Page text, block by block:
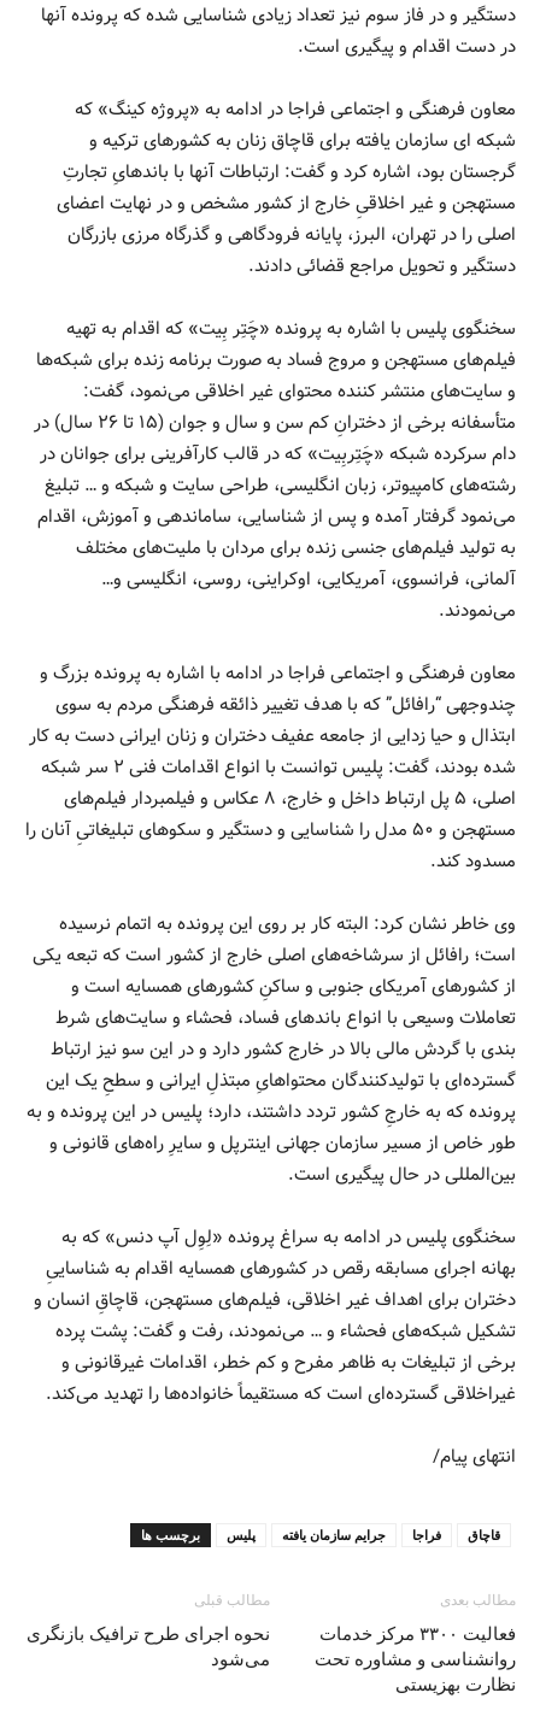
دستگیر و در فاز سوم نیز تعداد زیادی شناسایی شده که پرونده آنها
در دست اقدام و پیگیری است.
معاون فرهنگی و اجتماعی فراجا در ادامه به «پروژه کینگ» که
شبکه ای سازمان یافته برای قاچاق زنان به کشورهای ترکیه و
گرجستان بود، اشاره کرد و گفت: ارتباطات آنها با باندهایِ تجارتِ
مستهجن و غیر اخلاقیِ خارج از کشور مشخص و در نهایت اعضای
اصلی را در تهران، البرز، پایانه فرودگاهی و گذرگاه مرزی بازرگان
دستگیر و تحویل مراجع قضائی دادند.
سخنگوی پلیس با اشاره به پرونده «چَتِر بِیت» که اقدام به تهیه
فیلم‌های مستهجن و مروج فساد به صورت برنامه زنده برای شبکه‌ها
و سایت‌های منتشر کننده محتوای غیر اخلاقی می‌نمود، گفت:
متأسفانه برخی از دخترانِ کم سن و سال و جوان (۱۵ تا ۲۶ سال) در
دام سرکرده شبکه «چَتِربِیت» که در قالب کارآفرینی برای جوانان در
رشته‌های کامپیوتر، زبان انگلیسی، طراحی سایت و شبکه و … تبلیغ
می‌نمود گرفتار آمده و پس از شناسایی، ساماندهی و آموزش، اقدام
به تولید فیلم‌های جنسی زنده برای مردان با ملیت‌های مختلف
آلمانی، فرانسوی، آمریکایی، اوکراینی، روسی، انگلیسی و…
می‌نمودند.
معاون فرهنگی و اجتماعی فراجا در ادامه با اشاره به پرونده بزرگ و
چندوجهی “رافائل” که با هدف تغییر ذائقه فرهنگی مردم به سوی
ابتذال و حیا زدایی از جامعه عفیف دختران و زنان ایرانی دست به کار
شده بودند، گفت: پلیس توانست با انواع اقدامات فنی ۲ سر شبکه
اصلی، ۵ پل ارتباط داخل و خارج، ۸ عکاس و فیلمبردار فیلم‌های
مستهجن و ۵۰ مدل را شناسایی و دستگیر و سکوهای تبلیغاتیِ آنان را
مسدود کند.
وی خاطر نشان کرد: البته کار بر روی این پرونده به اتمام نرسیده
است؛ رافائل از سرشاخه‌های اصلی خارج از کشور است که تبعه یکی
از کشورهای آمریکای جنوبی و ساکنِ کشورهای همسایه است و
تعاملات وسیعی با انواع باندهای فساد، فحشاء و سایت‌های شرط
بندی با گردش مالی بالا در خارج کشور دارد و در این سو نیز ارتباط
گسترده‌ای با تولیدکنندگان محتواهایِ مبتذلِ ایرانی و سطحِ یک این
پرونده که به خارجِ کشور تردد داشتند، دارد؛ پلیس در این پرونده و به
طور خاص از مسیر سازمان جهانی اینترپل و سایرِ راه‌های قانونی و
بین‌المللی در حال پیگیری است.
سخنگوی پلیس در ادامه به سراغ پرونده «لِوِل آپ دنس» که به
بهانه اجرای مسابقه رقص در کشورهای همسایه اقدام به شناساییِ
دختران برای اهداف غیر اخلاقی، فیلم‌های مستهجن، قاچاقِ انسان و
تشکیل شبکه‌های فحشاء و … می‌نمودند، رفت و گفت: پشت پرده
برخی از تبلیغات به ظاهر مفرح و کم خطر، اقدامات غیرقانونی و
غیراخلاقی گسترده‌ای است که مستقیماً خانواده‌ها را تهدید می‌کند.
انتهای پیام/
برچسب ها پلیس جرایم سازمان یافته فراجا قاچاق
مطالب قبلی
نحوه اجرای طرح ترافیک بازنگری
می‌شود
مطالب بعدی
فعالیت ۳۳۰۰ مرکز خدمات
روانشناسی و مشاوره تحت
نظارت بهزیستی